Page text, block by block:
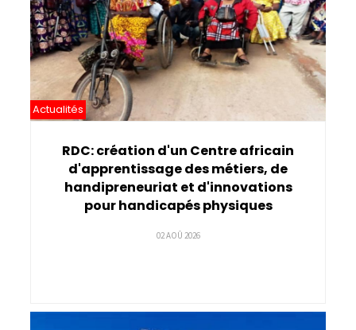
Actualités
RDC: création d'un Centre africain
d'apprentissage des métiers, de
handipreneuriat et d'innovations
pour handicapés physiques
02 AOÛ 2026